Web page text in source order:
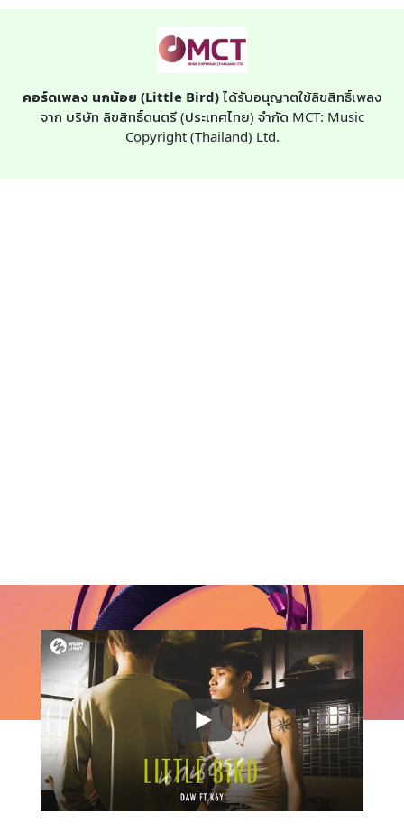
คอร์ดเพลง นกน้อย (Little Bird) ได้รับอนุญาตใช้ลิขสิทธิ์เพลง
จาก บริษัท ลิขสิทธิ์ดนตรี (ประเทศไทย) จำกัด MCT: Music
Copyright (Thailand) Ltd.